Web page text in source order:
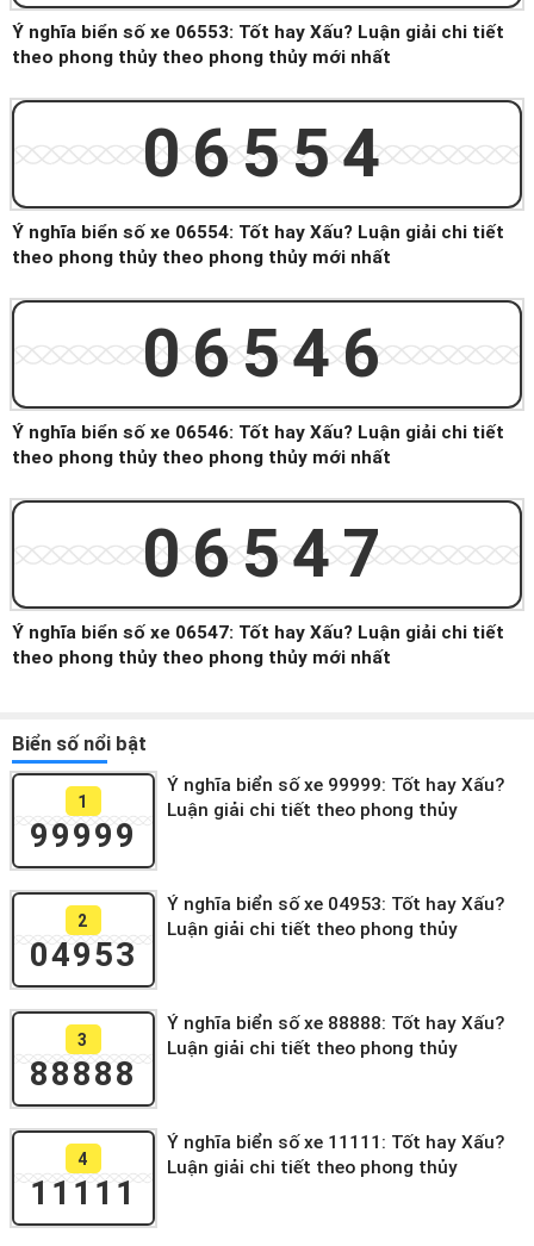
Ý nghĩa biển số xe 06553: Tốt hay Xấu? Luận giải chi tiết
theo phong thủy theo phong thủy mới nhất
06554
Ý nghĩa biển số xe 06554: Tốt hay Xấu? Luận giải chi tiết
theo phong thủy theo phong thủy mới nhất
06546
Ý nghĩa biển số xe 06546: Tốt hay Xấu? Luận giải chi tiết
theo phong thủy theo phong thủy mới nhất
06547
Ý nghĩa biển số xe 06547: Tốt hay Xấu? Luận giải chi tiết
theo phong thủy theo phong thủy mới nhất
Biển số nổi bật
1
99999
Ý nghĩa biển số xe 99999: Tốt hay Xấu?
Luận giải chi tiết theo phong thủy
2
04953
Ý nghĩa biển số xe 04953: Tốt hay Xấu?
Luận giải chi tiết theo phong thủy
3
88888
Ý nghĩa biển số xe 88888: Tốt hay Xấu?
Luận giải chi tiết theo phong thủy
4
11111
Ý nghĩa biển số xe 11111: Tốt hay Xấu?
Luận giải chi tiết theo phong thủy